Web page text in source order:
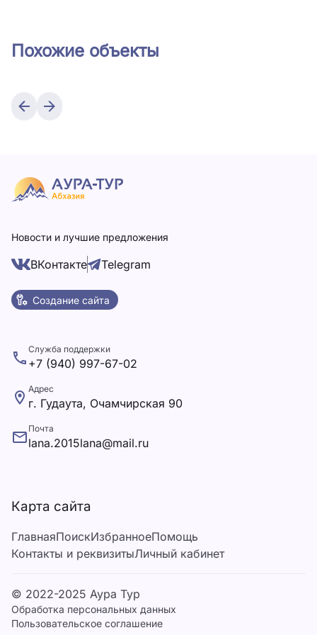
Похожие объекты
Новости и лучшие предложения
ВКонтакте Telegram
Создание сайта
Карта сайта
ГлавнаяПоискИзбранноеПомощь
Контакты и реквизитыЛичный кабинет
Служба поддержки
+7 (940) 997-67-02
Адрес
г. Гудаута, Очамчирская 90
Почта
lana.2015lana@mail.ru
© 2022-2025 Аура Тур
Обработка персональных данных
Пользовательское соглашение